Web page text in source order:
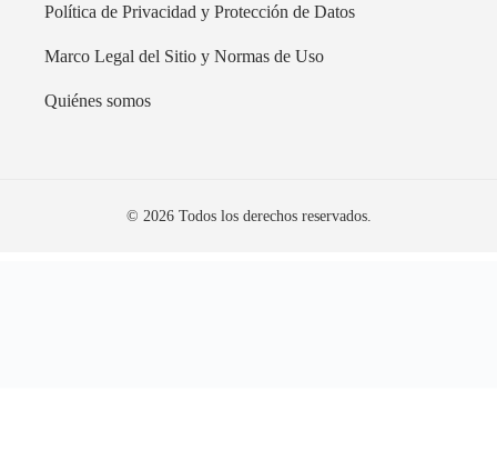
Política de Privacidad y Protección de Datos
Marco Legal del Sitio y Normas de Uso
Quiénes somos
© 2026 Todos los derechos reservados.